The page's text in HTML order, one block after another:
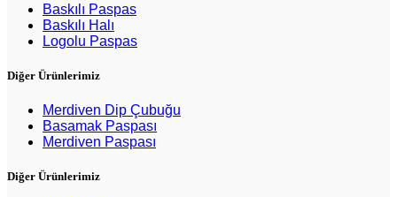
Baskılı Paspas
Baskılı Halı
Logolu Paspas
Diğer Ürünlerimiz
Merdiven Dip Çubuğu
Basamak Paspası
Merdiven Paspası
Diğer Ürünlerimiz